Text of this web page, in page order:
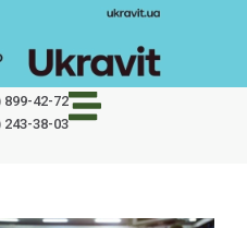
899-42-72
243-38-03